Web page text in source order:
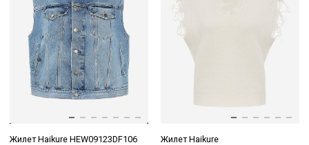
Жилет Haikure HEW09123DF106
Жилет Haikure